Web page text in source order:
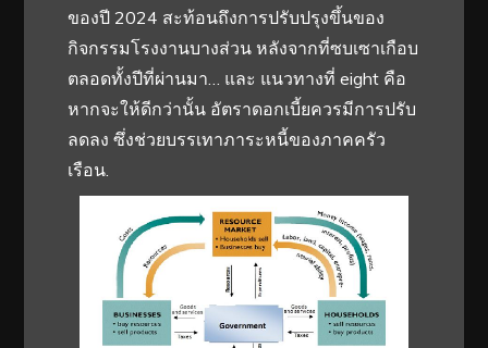
ของปี 2024 สะท้อนถึงการปรับปรุงขึ้นของ
กิจกรรมโรงงานบางส่วน หลังจากที่ซบเซาเกือบ
ตลอดทั้งปีที่ผ่านมา… และ แนวทางที่ eight คือ
หากจะให้ดีกว่านั้น อัตราดอกเบี้ยควรมีการปรับ
ลดลง ซึ่งช่วยบรรเทาภาระหนี้ของภาคครัว
เรือน.